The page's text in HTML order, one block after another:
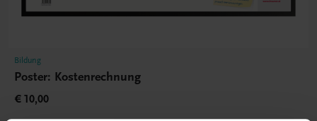
Bildung
Poster: Kostenrechnung
€ 10,00